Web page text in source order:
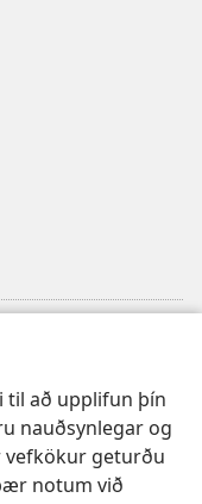
að upplifun þín
nauðsynlegar og
vefkökur geturðu
notum við